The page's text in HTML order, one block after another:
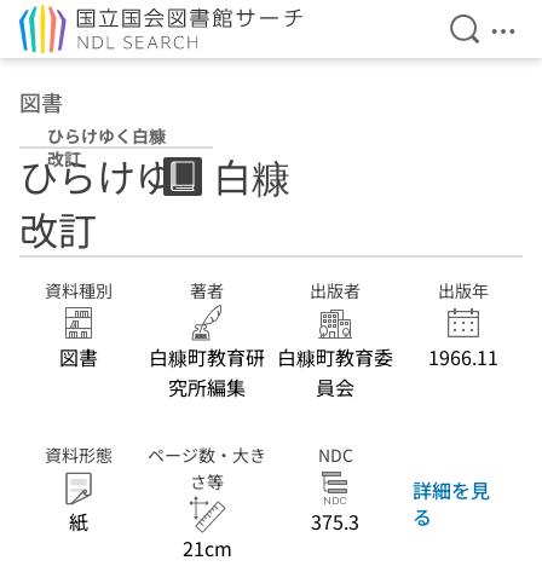
検索を
メ
図書
ひらけゆく白糠
改訂
ひらけゆく白糠
改訂
資料種別
図書
著者
白糠町教育研
究所編集
出版者
白糠町教育委
員会
出版年
1966.11
資料形態
紙
ページ数・大き
さ等
21cm
NDC
375.3
詳細を見
る